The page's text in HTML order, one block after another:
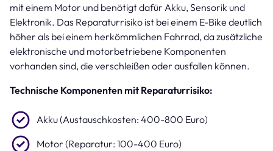
mit einem Motor und benötigt dafür Akku, Sensorik und
Elektronik. Das Reparaturrisiko ist bei einem E-Bike deutlich
höher als bei einem herkömmlichen Fahrrad, da zusätzliche
elektronische und motorbetriebene Komponenten
vorhanden sind, die verschleißen oder ausfallen können.
Technische Komponenten mit Reparaturrisiko:
Akku (Austauschkosten: 400-800 Euro)
Motor (Reparatur: 100-400 Euro)